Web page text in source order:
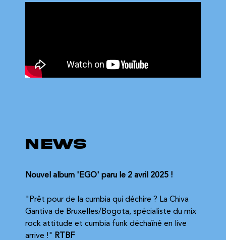
NEWS
Nouvel album 'EGO' paru le 2 avril 2025 !
"Prêt pour de la cumbia qui déchire ? La Chiva
Gantiva de Bruxelles/Bogota, spécialiste du mix
rock attitude et cumbia funk déchaîné en live
arrive !" RTBF